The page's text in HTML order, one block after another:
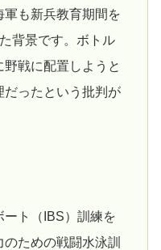
軍も新兵教育期間を
背景です。ボトル
戦に配置しようと
だったという批判が
ト（IBS）訓練を
ための戦闘水泳訓